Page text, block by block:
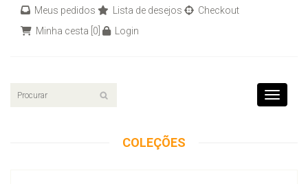
Meus pedidos Lista de desejos
Checkout
Minha cesta [0] Login
Toggle
COLEÇÕES